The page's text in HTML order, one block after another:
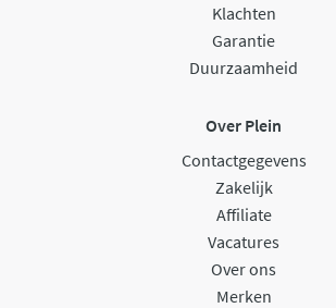
Klachten
Garantie
Duurzaamheid
Over Plein
Contactgegevens
Zakelijk
Affiliate
Vacatures
Over ons
Merken